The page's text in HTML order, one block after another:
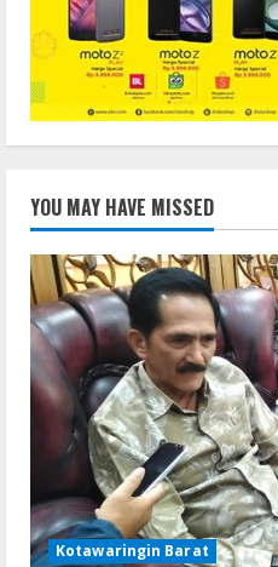
YOU MAY HAVE MISSED
Kotawaringin Barat